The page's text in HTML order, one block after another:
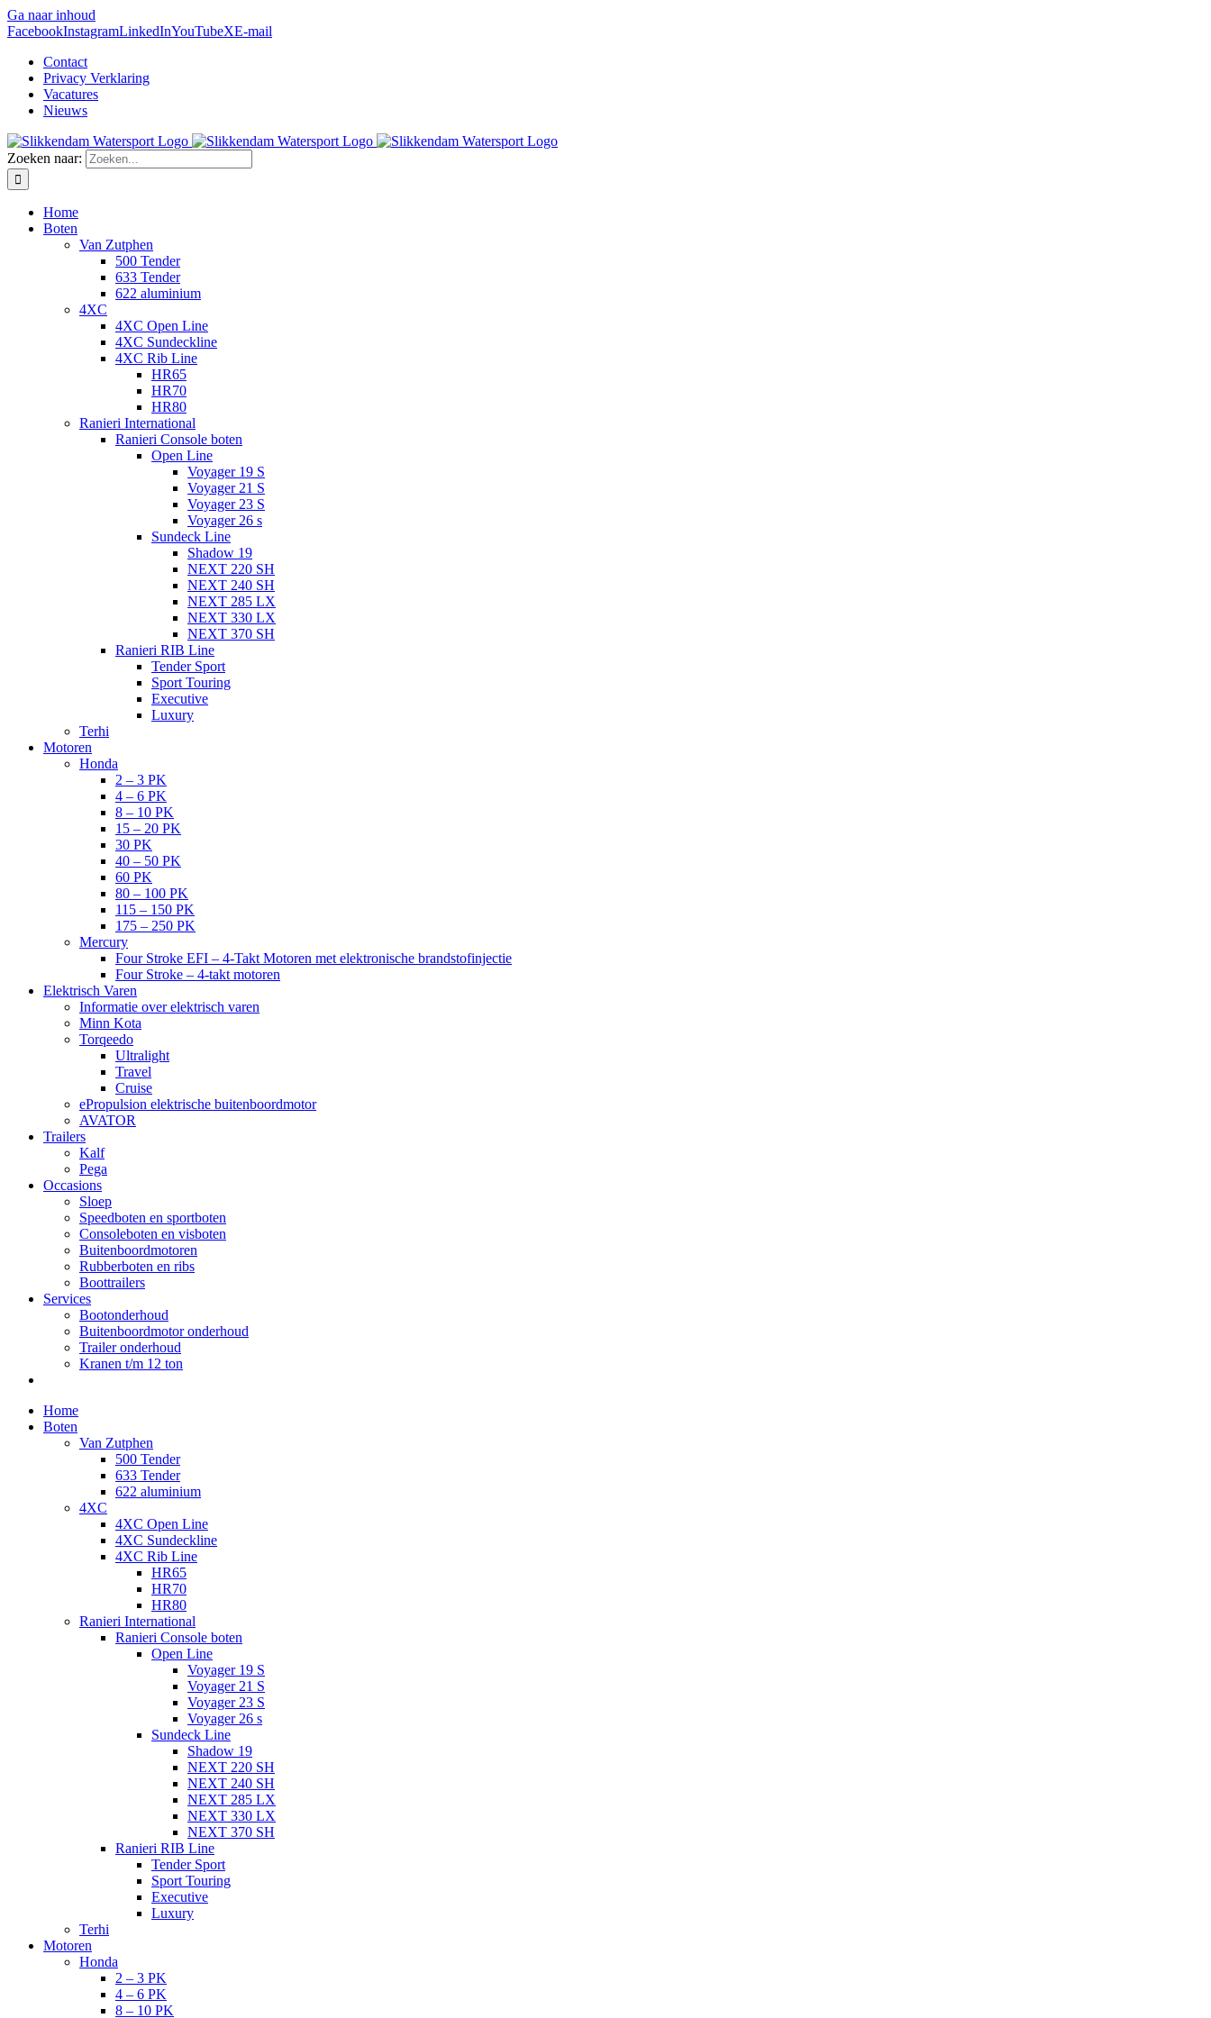
Ga naar inhoud
FacebookInstagramLinkedInYouTubeXE-mail
Contact
Privacy Verklaring
Vacatures
Nieuws
Zoeken naar:
Home
Boten
Van Zutphen
500 Tender
633 Tender
622 aluminium
4XC
4XC Open Line
4XC Sundeckline
4XC Rib Line
HR65
HR70
HR80
Ranieri International
Ranieri Console boten
Open Line
Voyager 19 S
Voyager 21 S
Voyager 23 S
Voyager 26 s
Sundeck Line
Shadow 19
NEXT 220 SH
NEXT 240 SH
NEXT 285 LX
NEXT 330 LX
NEXT 370 SH
Ranieri RIB Line
Tender Sport
Sport Touring
Executive
Luxury
Terhi
Motoren
Honda
2 – 3 PK
4 – 6 PK
8 – 10 PK
15 – 20 PK
30 PK
40 – 50 PK
60 PK
80 – 100 PK
115 – 150 PK
175 – 250 PK
Mercury
Four Stroke EFI – 4-Takt Motoren met elektronische brandstofinjectie
Four Stroke – 4-takt motoren
Elektrisch Varen
Informatie over elektrisch varen
Minn Kota
Torqeedo
Ultralight
Travel
Cruise
ePropulsion elektrische buitenboordmotor
AVATOR
Trailers
Kalf
Pega
Occasions
Sloep
Speedboten en sportboten
Consoleboten en visboten
Buitenboordmotoren
Rubberboten en ribs
Boottrailers
Services
Bootonderhoud
Buitenboordmotor onderhoud
Trailer onderhoud
Kranen t/m 12 ton
Home
Boten
Van Zutphen
500 Tender
633 Tender
622 aluminium
4XC
4XC Open Line
4XC Sundeckline
4XC Rib Line
HR65
HR70
HR80
Ranieri International
Ranieri Console boten
Open Line
Voyager 19 S
Voyager 21 S
Voyager 23 S
Voyager 26 s
Sundeck Line
Shadow 19
NEXT 220 SH
NEXT 240 SH
NEXT 285 LX
NEXT 330 LX
NEXT 370 SH
Ranieri RIB Line
Tender Sport
Sport Touring
Executive
Luxury
Terhi
Motoren
Honda
2 – 3 PK
4 – 6 PK
8 – 10 PK